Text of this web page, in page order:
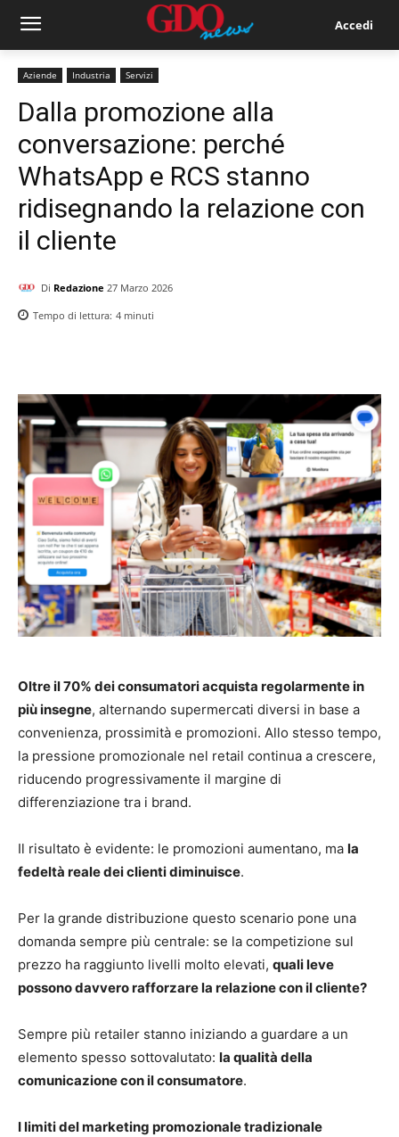
Accedi
Aziende Industria Servizi
Dalla promozione alla
conversazione: perché
WhatsApp e RCS stanno
ridisegnando la relazione con
il cliente
Di Redazione 27 Marzo 2026
Tempo di lettura: 4 minuti
Oltre il 70% dei consumatori acquista regolarmente in
più insegne, alternando supermercati diversi in base a
convenienza, prossimità e promozioni. Allo stesso tempo,
la pressione promozionale nel retail continua a crescere,
riducendo progressivamente il margine di
differenziazione tra i brand.
Il risultato è evidente: le promozioni aumentano, ma la
fedeltà reale dei clienti diminuisce.
Per la grande distribuzione questo scenario pone una
domanda sempre più centrale: se la competizione sul
prezzo ha raggiunto livelli molto elevati, quali leve
possono davvero rafforzare la relazione con il cliente?
Sempre più retailer stanno iniziando a guardare a un
elemento spesso sottovalutato: la qualità della
comunicazione con il consumatore.
I limiti del marketing promozionale tradizionale